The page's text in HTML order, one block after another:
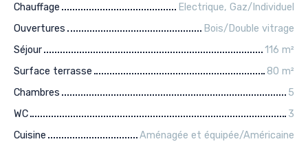
Chauffage
Electrique, Gaz/Individuel
Ouvertures
Bois/Double vitrage
Séjour
116 m²
Surface terrasse
80 m²
Chambres
5
WC
3
Cuisine
Aménagée et équipée/Américaine